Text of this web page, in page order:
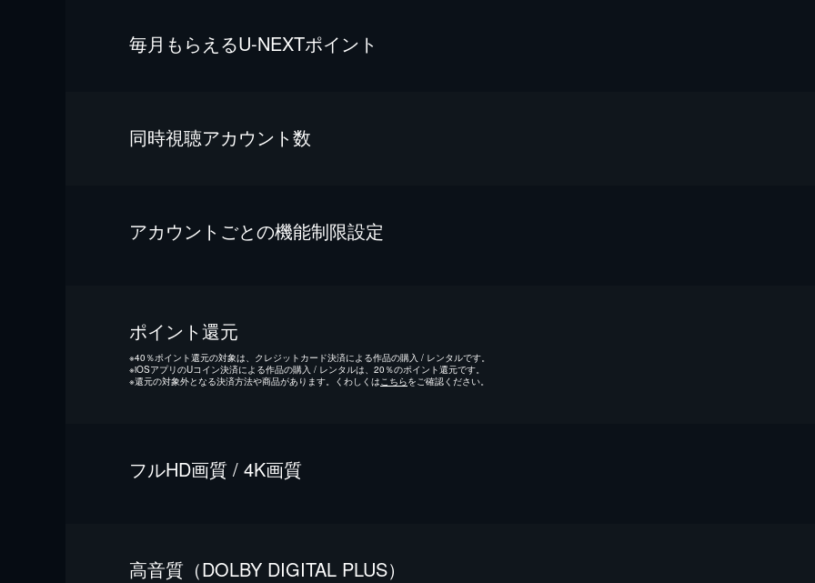
毎⽉もらえるU-NEXTポイント
同時視聴アカウント数
アカウントごとの機能制限設定
ポイント還元
※40％ポイント還元の対象は、クレジットカード決済による作品の購入 / レンタルです。
※iOSアプリのUコイン決済による作品の購入 / レンタルは、20％のポイント還元です。
※還元の対象外となる決済方法や商品があります。くわしくは こちらをご確認ください。
フルHD画質 / 4K画質
⾼⾳質（DOLBY DIGITAL PLUS）